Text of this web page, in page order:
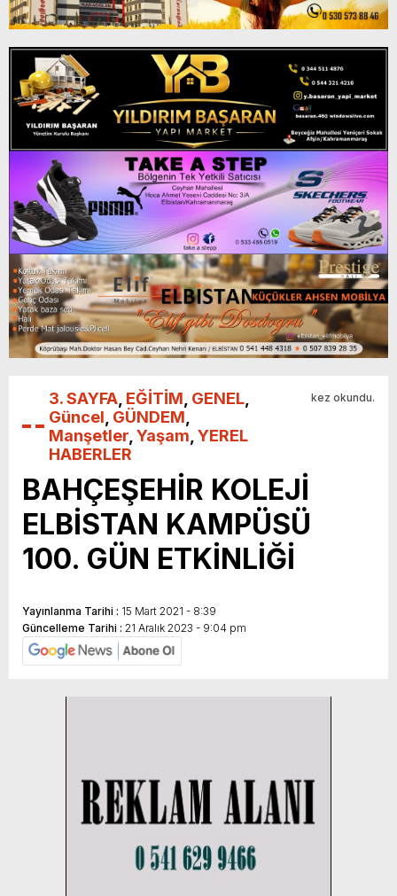
3. SAYFA EĞİTİM GENEL
Güncel GÜNDEM
Manşetler Yaşam YEREL
HABERLER
kez okundu.
BAHÇEŞEHİR KOLEJİ
ELBİSTAN KAMPÜSÜ
100. GÜN ETKİNLİĞİ
Yayınlanma Tarihi : 15 Mart 2021 - 8:39
Güncelleme Tarihi : 21 Aralık 2023 - 9:04 pm